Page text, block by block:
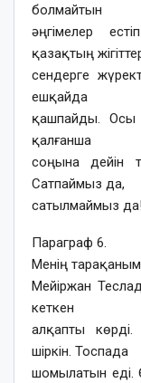
болмайтын
әңгімелер
қазақтың
сендерге
ешқайда
қашпайды.
қалғанша
соңына дейін
Сатпаймыз да,
сатылмаймыз да!
Параграф 6.
Менің
Мейіржан
кеткен
алқапты
шіркін. Тоспада
шомылатын еді.